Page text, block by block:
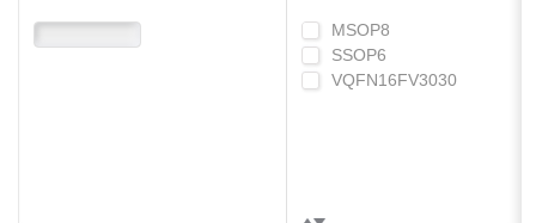
MSOP8
SSOP6
VQFN16FV3030